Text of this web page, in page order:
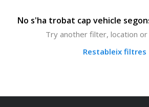
No s'ha trobat cap vehicle
Try another filter, location
Restableix filtres